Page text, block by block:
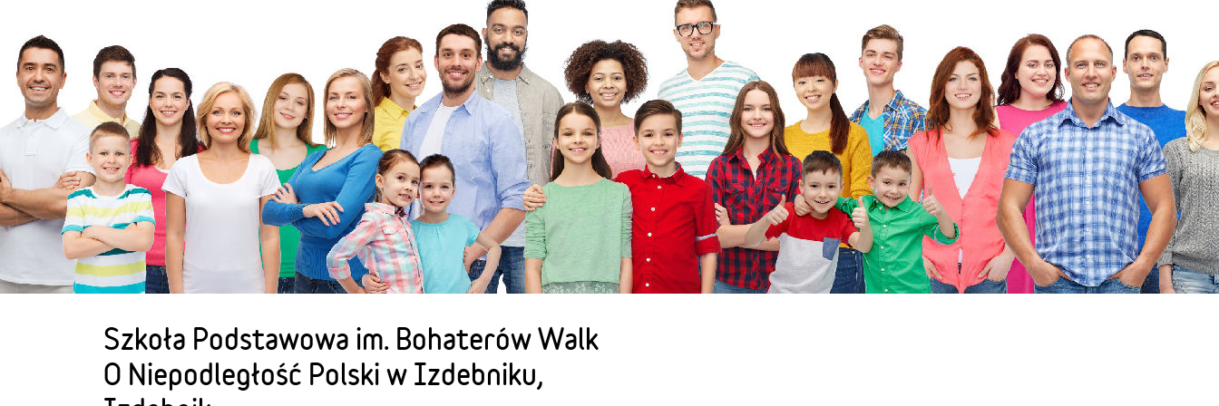
Szkoła Podstawowa im. Bohaterów Walk
O Niepodległość Polski w Izdebniku,